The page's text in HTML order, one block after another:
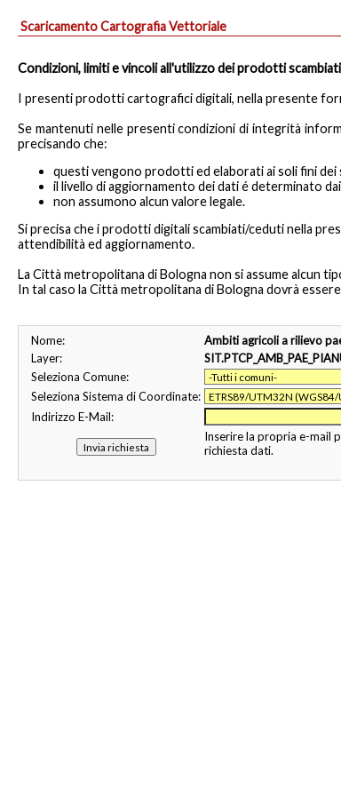
Scaricamento Cartografia Vettoriale
Condizioni, limiti e vincoli all'utilizzo dei prodotti
I presenti prodotti cartografici digitali, nella presente
Se mantenuti nelle presenti condizioni di integrità
precisando che:
questi vengono prodotti ed elaborati ai soli fini
il livello di aggiornamento dei dati é determinato
non assumono alcun valore legale.
Si precisa che i prodotti digitali scambiati/ceduti nella
attendibilità ed aggiornamento.
La Città metropolitana di Bologna non si assume alcun
In tal caso la Città metropolitana di Bologna dovrà
Nome:
Ambiti agricoli a rilievo
Layer:
Seleziona Comune:
Seleziona Sistema di Coordinate:
Indirizzo E-Mail:
Inserire la propria e-mail
richiesta dati.